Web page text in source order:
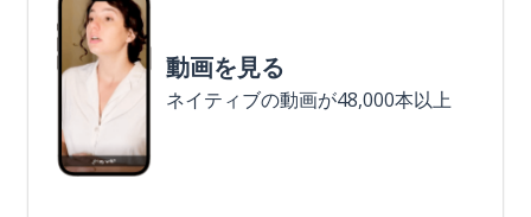
動画を見る
ネイティブの動画が48,000本以上